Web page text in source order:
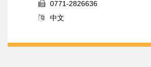
0771-2826636
中文